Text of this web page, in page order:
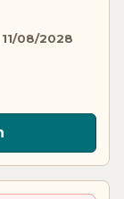
08/2028